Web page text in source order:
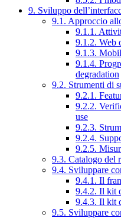
9. Sviluppo
9.1. Approccio
9.1.1.
9.1.2. Web
9.1.3.
9.1.4.
degradation
9.2. Strumenti di
9.2.1.
9.2.2.
use
9.2.3.
9.2.4.
9.2.5.
9.3. Catalogo del
9.4. Sviluppare
9.4.1. Il
9.4.2. Il kit
9.4.3. Il kit
9.5. Sviluppare